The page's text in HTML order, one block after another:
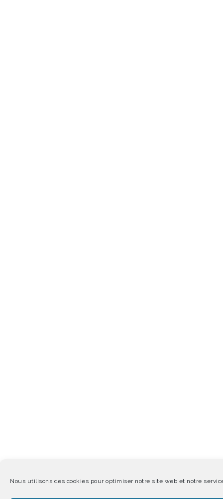
Nous utilisons des cookies pour optimiser notre site web et notre